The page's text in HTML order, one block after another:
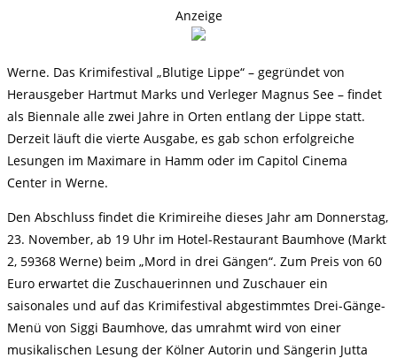
Anzeige
Werne. Das Krimifestival „Blutige Lippe“ – gegründet von
Herausgeber Hartmut Marks und Verleger Magnus See – findet
als Biennale alle zwei Jahre in Orten entlang der Lippe statt.
Derzeit läuft die vierte Ausgabe, es gab schon erfolgreiche
Lesungen im Maximare in Hamm oder im Capitol Cinema
Center in Werne.
Den Abschluss findet die Krimireihe dieses Jahr am Donnerstag,
23. November, ab 19 Uhr im Hotel-Restaurant Baumhove (Markt
2, 59368 Werne) beim „Mord in drei Gängen“. Zum Preis von 60
Euro erwartet die Zuschauerinnen und Zuschauer ein
saisonales und auf das Krimifestival abgestimmtes Drei-Gänge-
Menü von Siggi Baumhove, das umrahmt wird von einer
musikalischen Lesung der Kölner Autorin und Sängerin Jutta